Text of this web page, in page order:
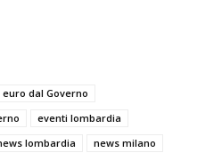
dal Governo
eventi lombardia
lombardia
news milano